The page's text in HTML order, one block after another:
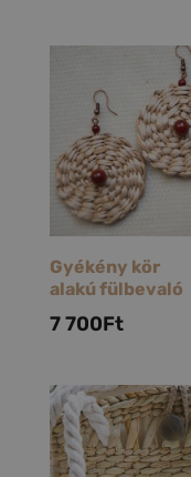
Gyékény kör
alakú fülbevaló
7 700Ft